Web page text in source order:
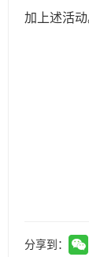
加上述活动
分享到：